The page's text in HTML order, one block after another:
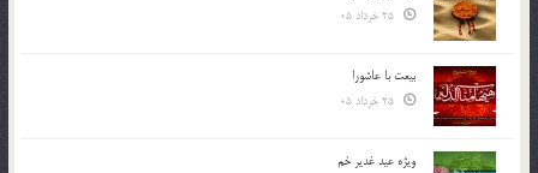
بیعت با عاشورا
ویژه عید غدیر خم